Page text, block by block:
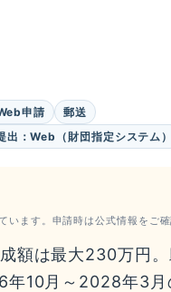
申請
郵送
出：Web（財団指定システム）
ます。申請時は公式情報をご確
額は最大230万円
10月～2028年3月